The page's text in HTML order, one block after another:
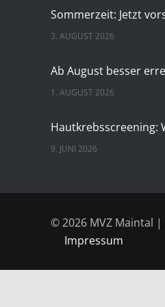
3. AUGUST 2026
1. AUGUST 2026
9. JUNI 2026
© 2026 MVZ Maintal |
Impressum